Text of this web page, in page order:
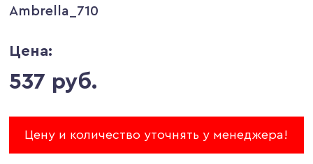
Ambrella_710
Цена:
537 руб.
Цену и количество уточнять у менеджера!